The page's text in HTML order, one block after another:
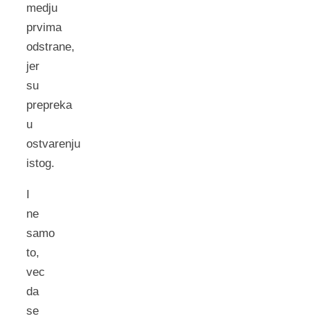
medju
prvima
odstrane,
jer
su
prepreka
u
ostvarenju
istog.
I
ne
samo
to,
vec
da
se